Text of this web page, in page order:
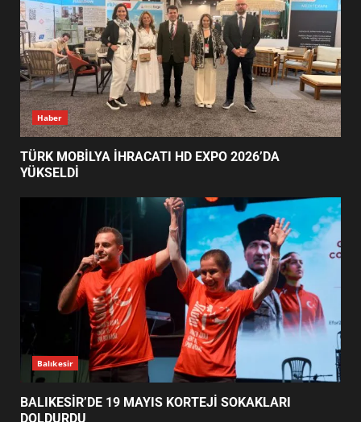
7
EDREMİT BELEDİYESİ BAYRAM
SEFERBERLİĞİ: TÜM İLÇE
HAZIRLANIYOR
1
TÜRK MOBİLYA İHRACATI HD
EXPO 2026’DA YÜKSELDİ
BALIKESİR’DE 19 MAYIS KORTEJİ
SOKAKLARI DOLDURDU
3
SİBER VATAN’DA NEFES KESEN
YARI FİNAL! 24 GENÇ YARIŞTI
Haber
TÜRK MOBİLYA İHRACATI HD EXPO 2026’DA
YÜKSELDİ
Balıkesir
BALIKESİR’DE 19 MAYIS KORTEJİ SOKAKLARI
DOLDURDU